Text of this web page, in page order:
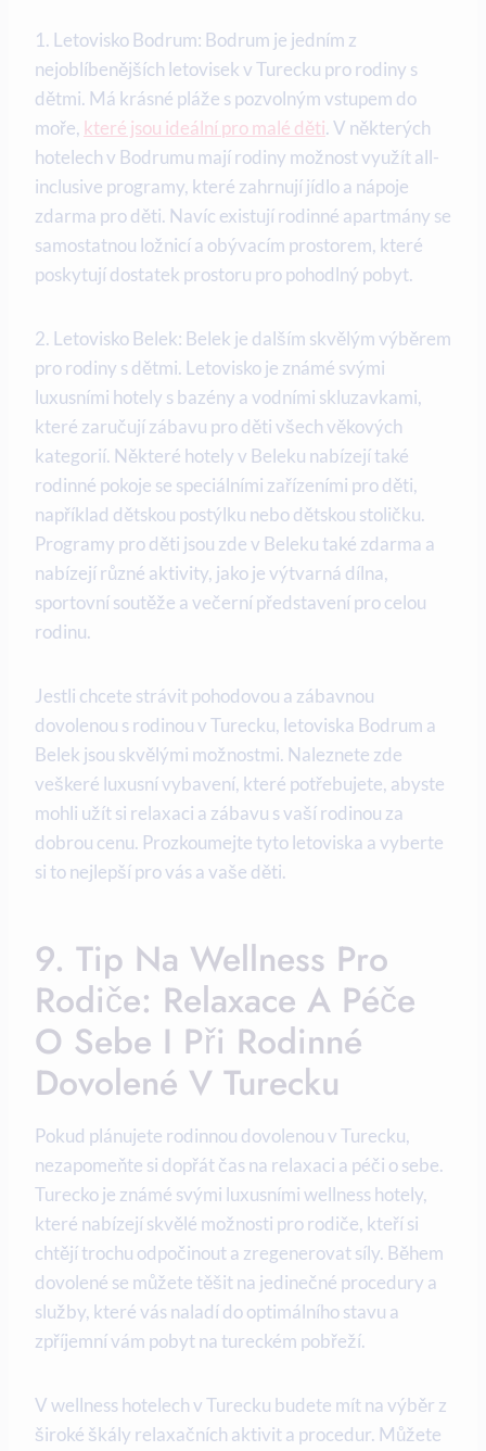
1. Letovisko Bodrum: Bodrum je jedním z
nejoblíbenějších letovisek v Turecku pro rodiny s
dětmi. Má krásné pláže s pozvolným vstupem do
moře, které jsou ideální pro malé děti. V některých
hotelech v Bodrumu mají rodiny možnost využít all-
inclusive programy, které zahrnují jídlo a nápoje
zdarma pro děti. Navíc existují rodinné apartmány se
samostatnou ložnicí a obývacím prostorem, které
poskytují dostatek prostoru pro pohodlný pobyt.
2. Letovisko Belek: Belek je dalším skvělým výběrem
pro rodiny s dětmi. Letovisko je známé svými
luxusními hotely s bazény a vodními skluzavkami,
které zaručují zábavu pro děti všech věkových
kategorií. Některé hotely v Beleku nabízejí také
rodinné pokoje se speciálními zařízeními pro děti,
například dětskou postýlku nebo dětskou stoličku.
Programy pro děti jsou zde v Beleku také zdarma a
nabízejí různé aktivity, jako je výtvarná dílna,
sportovní soutěže a večerní představení pro celou
rodinu.
Jestli chcete strávit pohodovou a zábavnou
dovolenou s rodinou v Turecku, letoviska Bodrum a
Belek jsou skvělými možnostmi. Naleznete zde
veškeré luxusní vybavení, které potřebujete, abyste
mohli užít si relaxaci a zábavu s vaší rodinou za
dobrou cenu. Prozkoumejte tyto letoviska a vyberte
si to nejlepší pro vás a vaše děti.
9. Tip Na Wellness Pro
Rodiče: Relaxace A Péče
O Sebe I Při Rodinné
Dovolené V Turecku
Pokud plánujete rodinnou dovolenou v Turecku,
nezapomeňte si dopřát čas na relaxaci a péči o sebe.
Turecko je známé svými luxusními wellness hotely,
které nabízejí skvělé možnosti pro rodiče, kteří si
chtějí trochu odpočinout a zregenerovat síly. Během
dovolené se můžete těšit na jedinečné procedury a
služby, které vás naladí do optimálního stavu a
zpříjemní vám pobyt na tureckém pobřeží.
V wellness hotelech v Turecku budete mít na výběr z
široké škály relaxačních aktivit a procedur. Můžete